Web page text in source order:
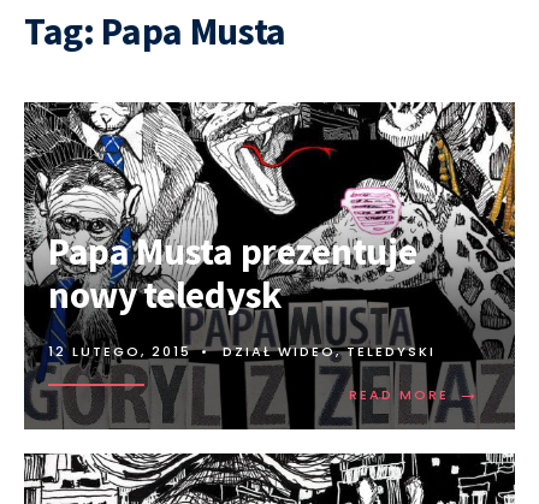
Tag: Papa Musta
Papa Musta prezentuje
nowy teledysk
12 LUTEGO, 2015 • DZIAŁ WIDEO,TELEDYSKI
READ MORE →